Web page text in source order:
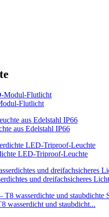
Flutlicht
aus Edelstahl IP66
LED-Triproof-Leuchte
und dreifachsicheres Licht
wasserdicht und staubdicht...